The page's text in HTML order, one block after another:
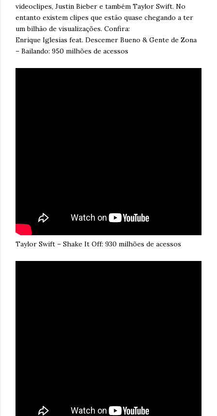
videoclipes, Justin Bieber e também Taylor Swift. No
entanto existem clipes que estão quase chegando a ter
um bilhão de visualizações. Confira:
Enrique Iglesias feat. Descemer Bueno & Gente de Zona
– Bailando: 950 milhões de acessos
Taylor Swift – Shake It Off: 930 milhões de acessos